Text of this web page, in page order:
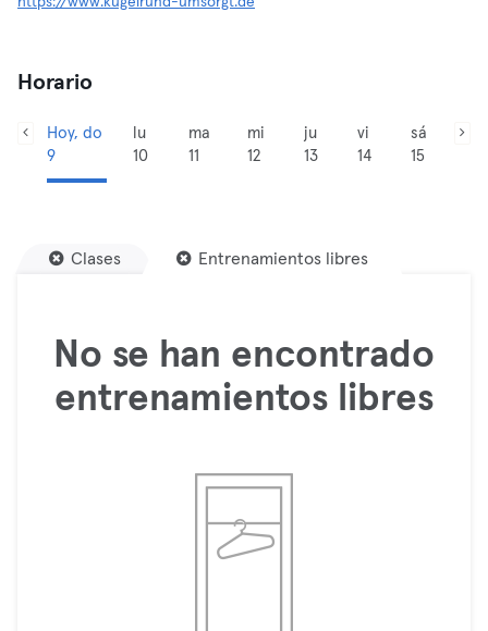
Horario
Hoy, do
9
lu
10
ma
11
mi
12
ju
13
vi
14
sá
15
Clases Entrenamientos libres
No se han encontrado
entrenamientos libres